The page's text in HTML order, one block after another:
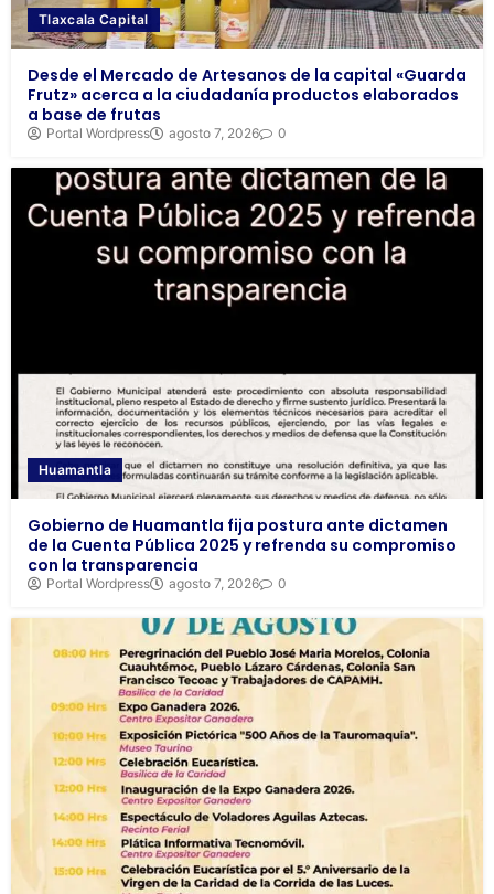
Tlaxcala Capital
Desde el Mercado de Artesanos de la capital «Guarda
Frutz» acerca a la ciudadanía productos elaborados
a base de frutas
Portal Wordpress agosto 7, 2026 0
Huamantla
Gobierno de Huamantla fija postura ante dictamen
de la Cuenta Pública 2025 y refrenda su compromiso
con la transparencia
Portal Wordpress agosto 7, 2026 0